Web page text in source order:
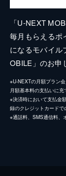
「U-NEXT
毎月もらえるポ
になるモバイル
OBILE」のお申
※U-NEXTの月額プラン
月額基本料の支払いに充
※決済時において支払金
録のクレジットカードで
※通話料、SMS通信料、